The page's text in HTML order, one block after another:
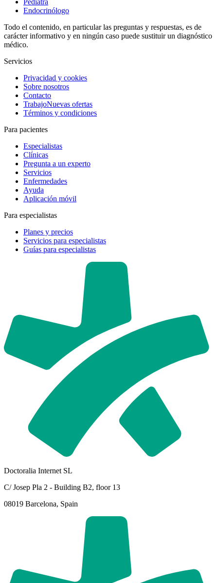
Pediatra
Endocrinólogo
Todo el contenido, en particular las preguntas y respuestas, es de
carácter informativo y en ningún caso puede sustituir un diagnóstico
médico.
Servicios
Privacidad y cookies
Sobre nosotros
Contacto
TrabajoNuevas ofertas
Términos y condiciones
Para pacientes
Especialistas
Clínicas
Pregunta a un experto
Servicios
Enfermedades
Ayuda
Aplicación móvil
Para especialistas
Planes y precios
Servicios para especialistas
Guías para especialistas
Doctoralia Internet SL
C/ Josep Pla 2 - Building B2, floor 13
08019 Barcelona, Spain